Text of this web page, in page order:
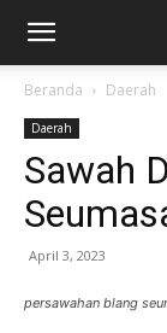
Beranda Daerah
Daerah
Sawah
April 3, 2023
persawahan blang